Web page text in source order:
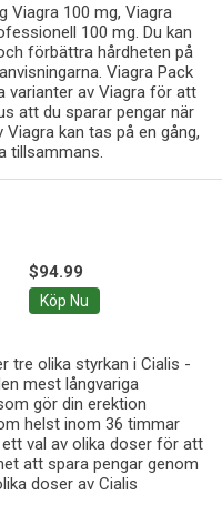
Viagra 100 mg, Viagra
100 mg. Du kan
förbättra hårdheten på
Viagra Pack
varianter av Viagra för att
att du sparar pengar när
kan tas på en gång,
tillsammans.
$94.99
Köp Nu
tre olika styrkan i Cialis -
mest långvariga
gör din erektion
helst inom 36 timmar
val av olika doser för att
att spara pengar genom
doser av Cialis